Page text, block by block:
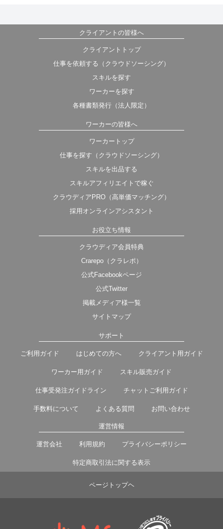
クライアントの皆様へ
クライアントトップ
仕事を依頼する（クラウドソーシング）
スキルを探す
ワーカーを探す
各種書類発行（法人限定）
ワーカーの皆様へ
ワーカートップ
仕事を探す（クラウドソーシング）
スキルを出品する
スキルアフィリエイトで稼ぐ
クラウディアPRO（高単価マッチング）
採用オンラインアシスタント
お役立ち情報
クラウディア会員特典
Crarepo（クラレポ）
公式Facebookページ
公式Twitter
掲載メディア様一覧
サイトマップ
サポート
ご利用ガイド はじめての方へ クライアント用ガイド
ワーカー用ガイド スキル販売ガイド
仕事受発注ガイドライン チャットご利用ガイド
手数料について よくある質問 お問い合わせ
運営情報
運営会社 利用規約 プライバシーポリシー
特定商取引法に関する表示
ページトップヘ